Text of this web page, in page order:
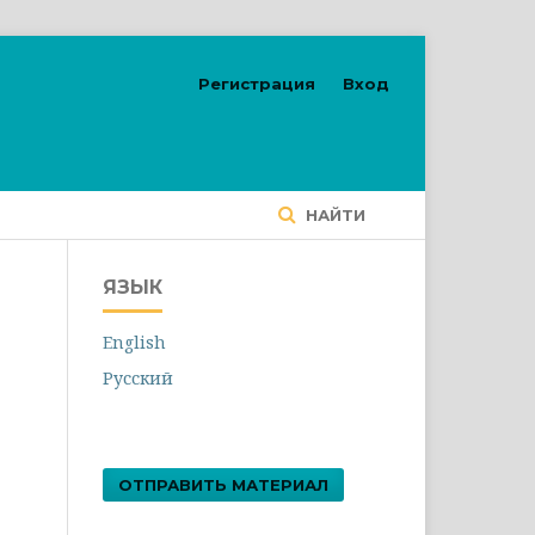
НАЙТИ
Регистрация Вход
ЯЗЫК
English
Русский
ОТПРАВИТЬ МАТЕРИАЛ